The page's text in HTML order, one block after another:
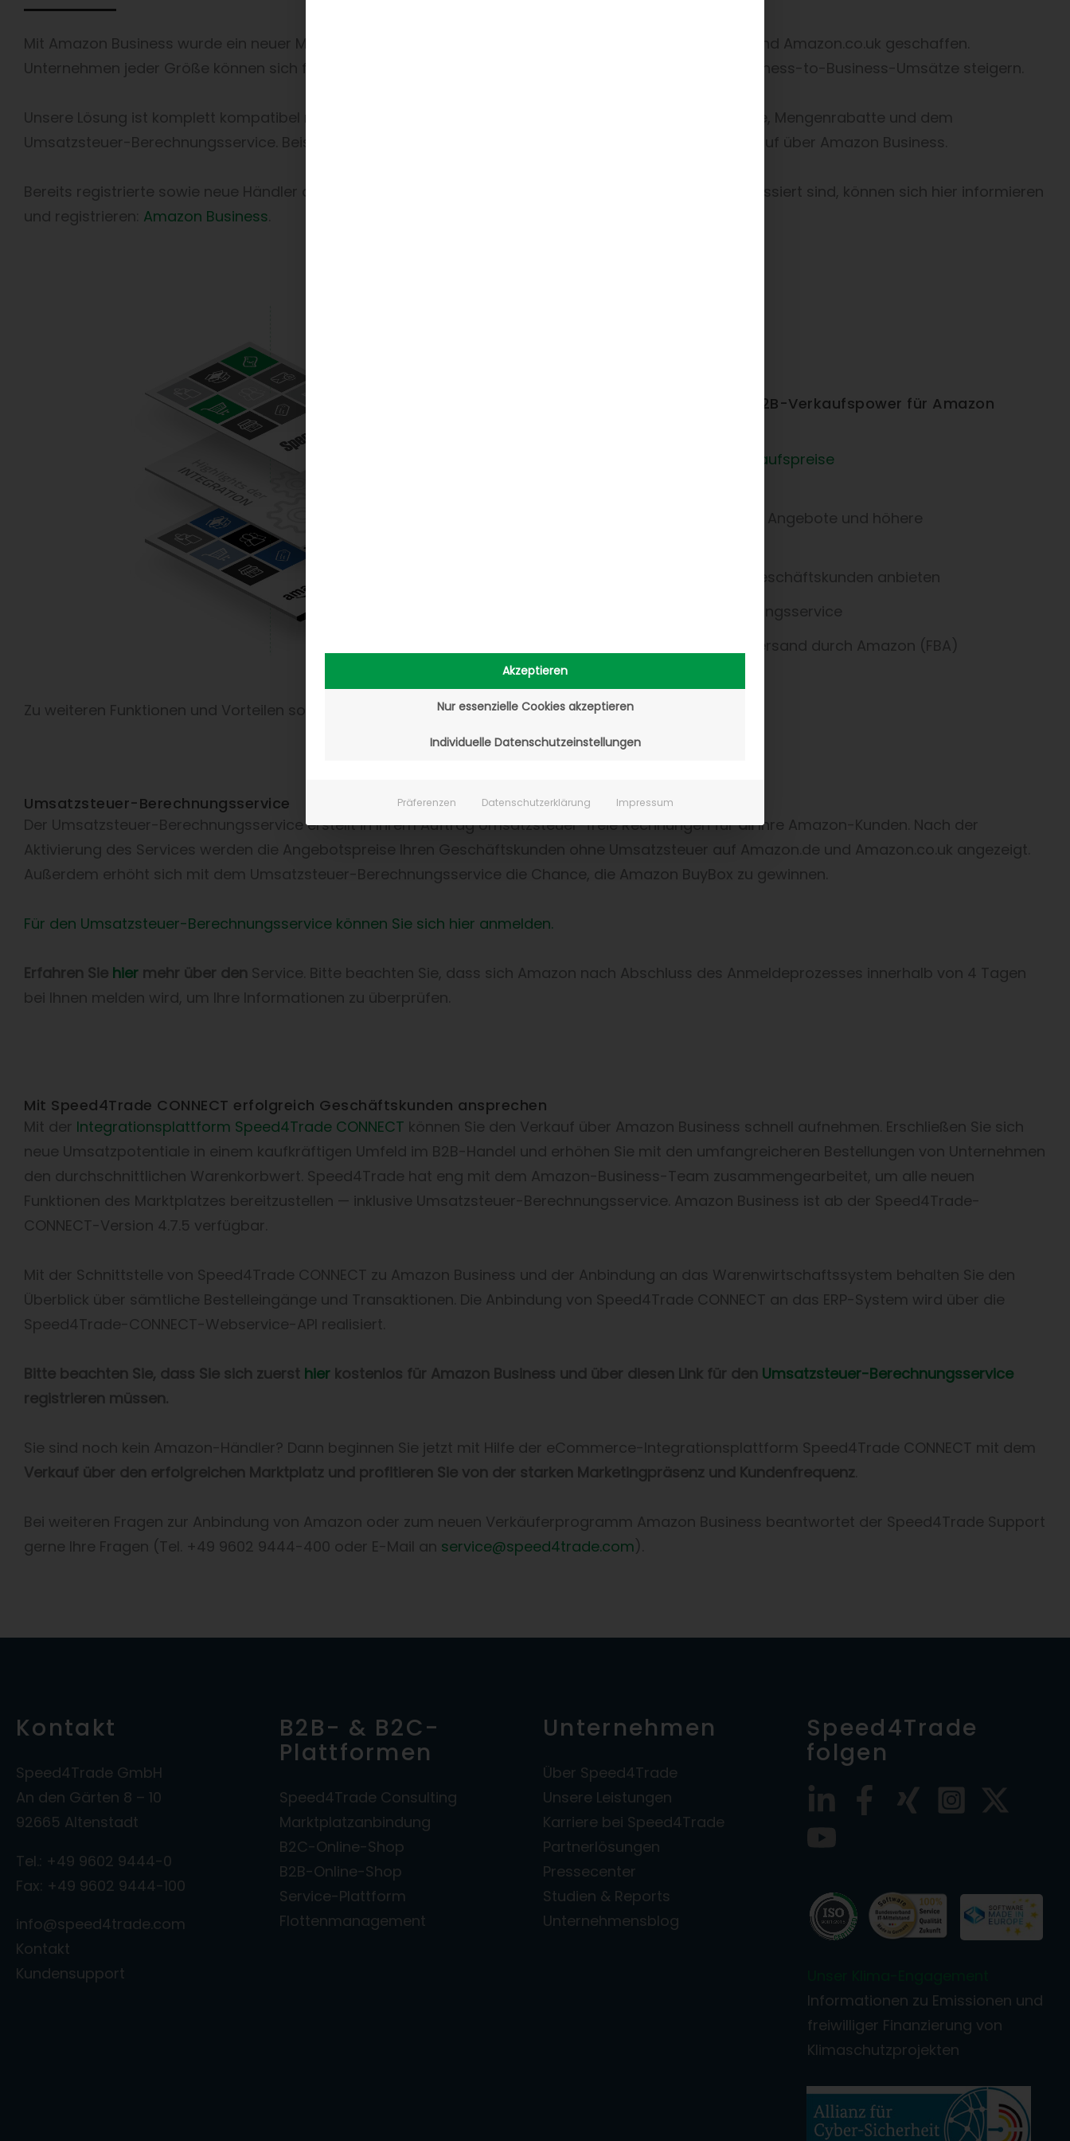
Mit Amazon Business wurde ein neuer Marktplatz für den Verkauf an Geschäftskunden auf Amazon.de und Amazon.co.uk geschaffen.
Unternehmen jeder Größe können sich für das B2B-Verkäuferprogramm registrieren und somit ihre Business-to-Business-Umsätze steigern.
Unsere Lösung ist komplett kompatibel mit den neuen Amazon-Business-Funktionen wie Business-Preise, Mengenrabatte und dem
Umsatzsteuer-Berechnungsservice. Beispielsweise profitieren Autoteilehändler und Hersteller vom Verkauf über Amazon Business.
Bereits registrierte sowie neue Händler auf Amazon, die am Amazon-Business-Händlerprogramm interessiert sind, können sich hier informieren
und registrieren: Amazon Business
Vorteile für Händler – mehr B2B-Verkaufspower für Amazon
Amazon-Business-Verkaufspreise
Bessere Sichtbarkeit der Angebote und höhere
Angebote exklusiv für Geschäftskunden anbieten
Umsatzsteuer-Berechnungsservice
Eigener Versand oder Versand durch Amazon (FBA)
Zu weiteren Funktionen und Vorteilen sowie zur Registrierung zu Amazon Business gelangen Sie hier
Umsatzsteuer-Berechnungsservice
Der Umsatzsteuer-Berechnungsservice erstellt in Ihrem Auftrag Umsatzsteuer-freie Rechnungen fürallIhre Amazon-Kunden. Nach der
Aktivierung des Services werden die Angebotspreise Ihren Geschäftskunden ohne Umsatzsteuer auf Amazon.de und Amazon.co.uk angezeigt.
Außerdem erhöht sich mit dem Umsatzsteuer-Berechnungsservice die Chance, die Amazon BuyBox zu gewinnen.
Für den Umsatzsteuer-Berechnungsservice können Sie sich hier anmelden.
Erfahren Sie hier mehr über den Service. Bitte beachten Sie, dass sich Amazon nach Abschluss des Anmeldeprozesses innerhalb von 4 Tagen
bei Ihnen melden wird, um Ihre Informationen zu überprüfen.
Mit Speed4Trade CONNECT erfolgreich Geschäftskunden ansprechen
Mit der Integrationsplattform Speed4Trade CONNECT können Sie den Verkauf über Amazon Business schnell aufnehmen. Erschließen Sie sich
neue Umsatzpotentiale in einem kaufkräftigen Umfeld im B2B-Handel und erhöhen Sie mit den umfangreicheren Bestellungen von Unternehmen
den durchschnittlichen Warenkorbwert. Speed4Trade hat eng mit dem Amazon-Business-Team zusammengearbeitet, um alle neuen
Funktionen des Marktplatzes bereitzustellen — inklusive Umsatzsteuer-Berechnungsservice. Amazon Business ist ab der Speed4Trade-
CONNECT-Version 4.7.5 verfügbar.
Mit der Schnittstelle von Speed4Trade CONNECT zu Amazon Business und der Anbindung an das Warenwirtschaftssystem behalten Sie den
Überblick über sämtliche Bestelleingänge und Transaktionen. Die Anbindung von Speed4Trade CONNECT an das ERP-System wird über die
Speed4Trade-CONNECT-Webservice-API realisiert.
Bitte beachten Sie, dass Sie sich zuerst hier kostenlos für Amazon Business und über diesen Link für den Umsatzsteuer-Berechnungsservice
registrieren müssen.
Sie sind noch kein Amazon-Händler? Dann beginnen Sie jetzt mit Hilfe der eCommerce-Integrationsplattform Speed4Trade CONNECT mit dem
Verkauf über den erfolgreichen Marktplatz und profitieren Sie von der starken Marketingpräsenz und Kundenfrequenz
Bei weiteren Fragen zur Anbindung von Amazon oder zum neuen Verkäuferprogramm Amazon Business beantwortet der Speed4Trade Support
gerne Ihre Fragen (Tel. +49 9602 9444-400 oder E-Mail an service@speed4trade.com).
Kontakt
Speed4Trade GmbH
An den Gärten 8 – 10
92665 Altenstadt
Tel.: +49 9602 9444-0
Fax: +49 9602 9444-100
info@speed4trade.com
Kontakt
Kundensupport
B2B- & B2C-
Plattformen
Speed4Trade Consulting
Marktplatzanbindung
B2C-Online-Shop
B2B-Online-Shop
Service-Plattform
Flottenmanagement
Unternehmen
Über Speed4Trade
Unsere Leistungen
Karriere bei Speed4Trade
Partnerlösungen
Pressecenter
Studien & Reports
Unternehmensblog
Speed4Trade
folgen
Informationen zu Emissionen und
freiwilliger Finanzierung von
Klimaschutzprojekten
Akzeptieren
Nur essenzielle Cookies akzeptieren
Individuelle Datenschutzeinstellungen
Präferenzen Datenschutzerklärung Impressum